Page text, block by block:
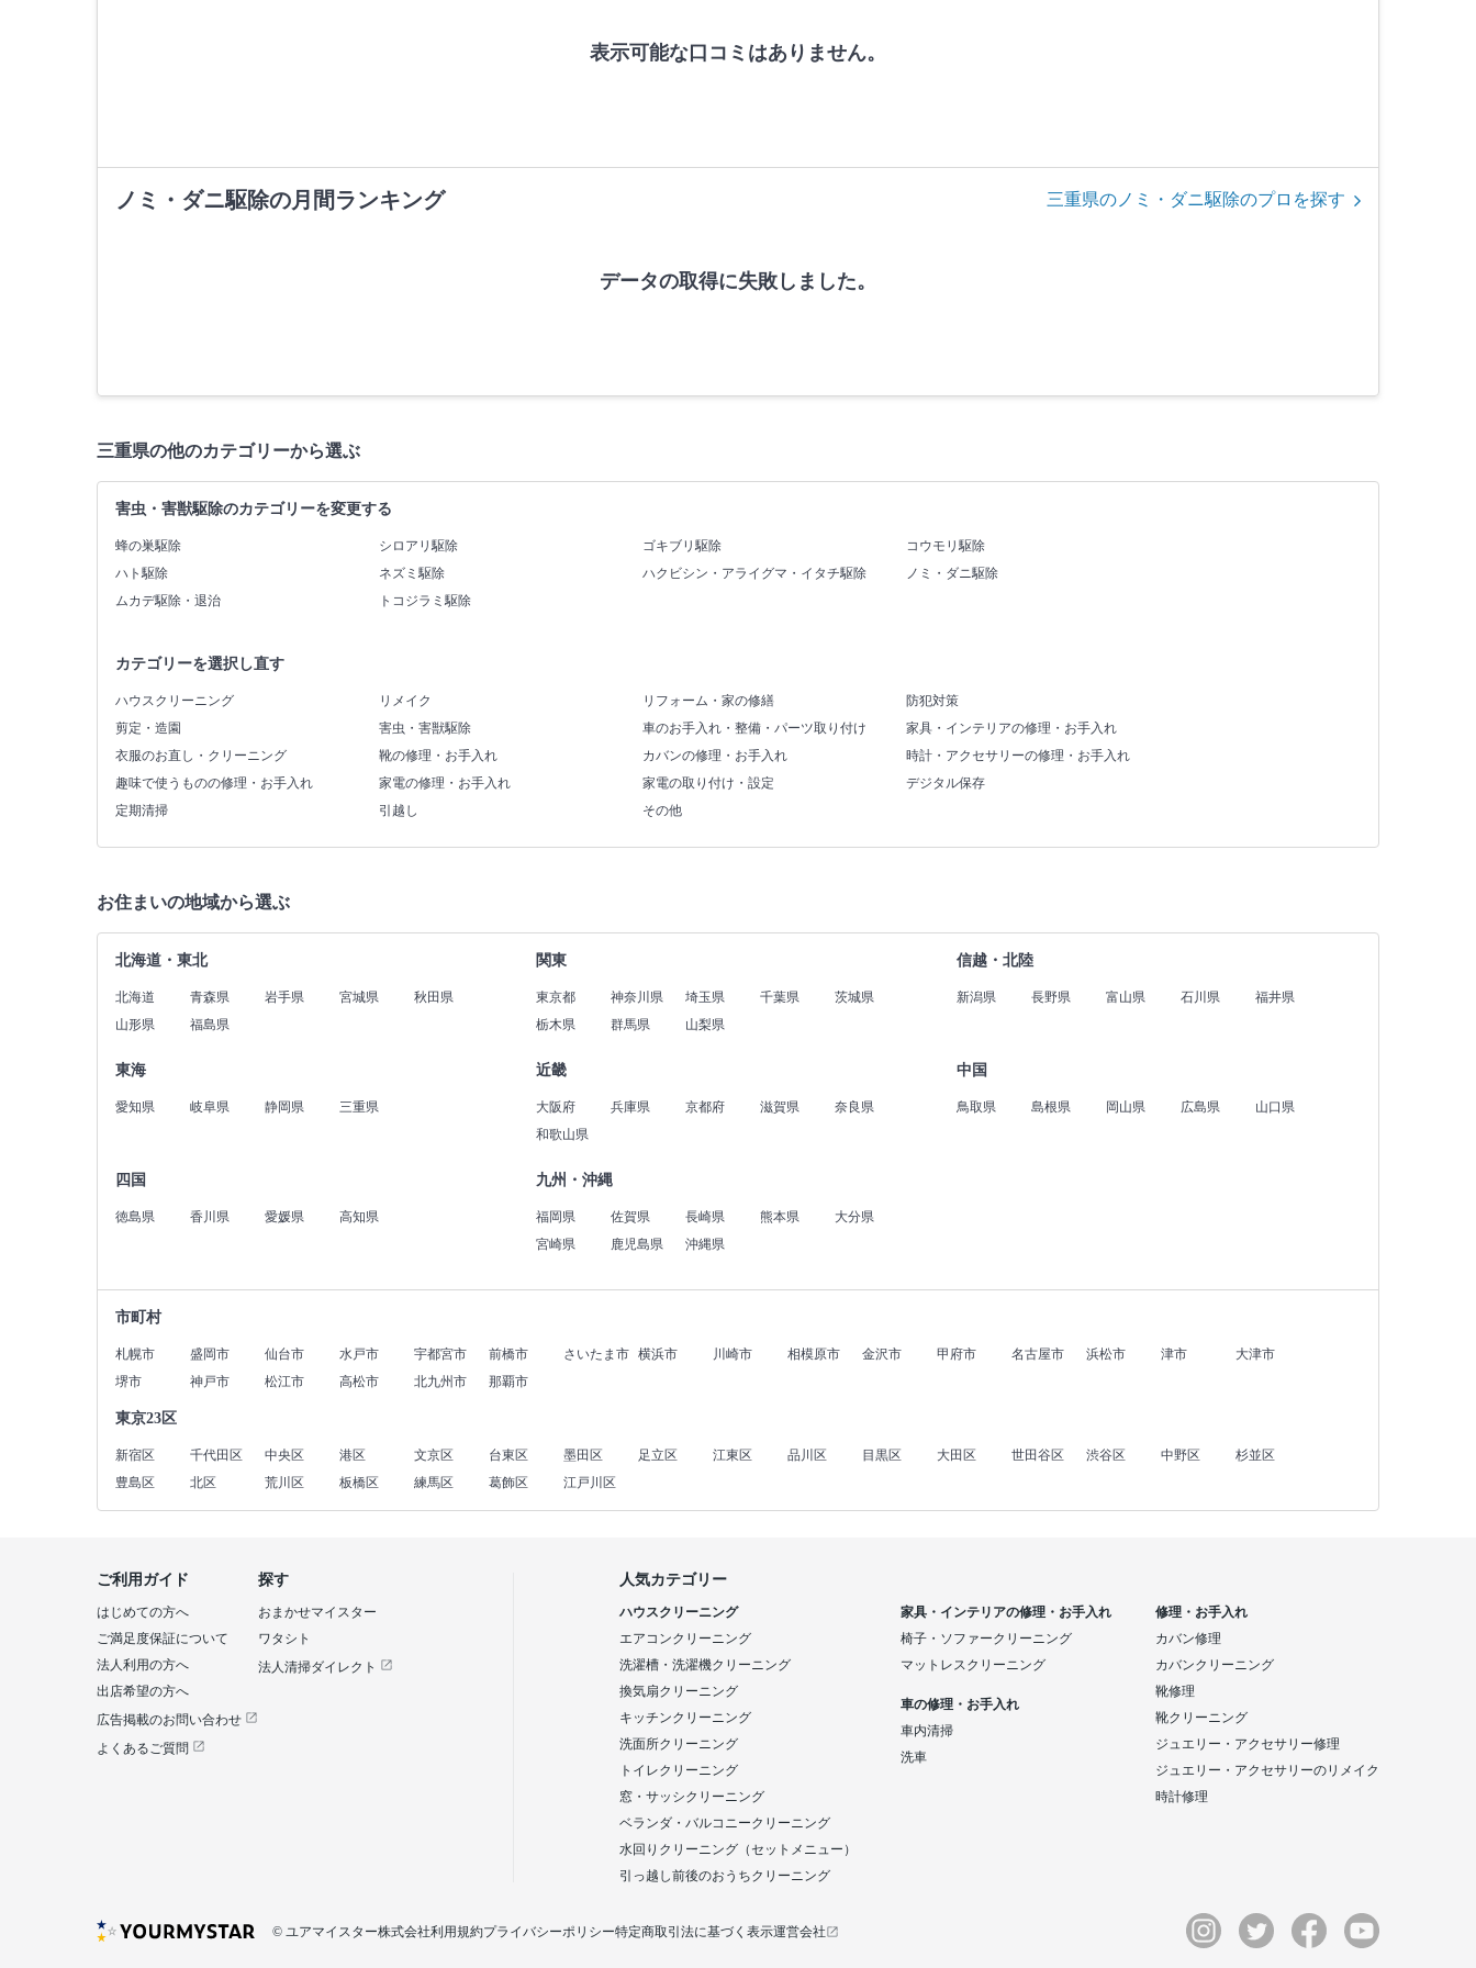
表示可能な口コミはありません。
ノミ・ダニ駆除の月間ランキング 三重県のノミ・ダニ駆除のプロを探す
データの取得に失敗しました。
三重県の他のカテゴリーから選ぶ
害虫・害獣駆除のカテゴリーを変更する
蜂の巣駆除 シロアリ駆除 ゴキブリ駆除
コウモリ駆除
ハト駆除
ネズミ駆除 ハクビシン・アライグマ・イタチ駆除
ノミ・ダニ駆除
ムカデ駆除・退治
トコジラミ駆除
カテゴリーを選択し直す
ハウスクリーニング リメイク リフォーム・家の修繕
防犯対策
剪定・造園
害虫・害獣駆除 車のお手入れ・整備・パーツ取り付け
家具・インテリアの修理・お手入れ
衣服のお直し・クリーニング
靴の修理・お手入れ カバンの修理・お手入れ
時計・アクセサリーの修理・お手入れ
趣味で使うものの修理・お手入れ
家電の修理・お手入れ 家電の取り付け・設定
デジタル保存
定期清掃
引越し その他
お住まいの地域から選ぶ
北海道・東北
北海道 青森県 岩手県 宮城県
秋田県
山形県
福島県
関東
東京都 神奈川県 埼玉県 千葉県
茨城県
栃木県
群馬県 山梨県
信越・北陸
新潟県 長野県 富山県 石川県 福井県
東海
愛知県 岐阜県 静岡県 三重県
近畿
大阪府 兵庫県 京都府 滋賀県
奈良県
和歌山県
中国
鳥取県 島根県 岡山県 広島県 山口県
四国
徳島県 香川県 愛媛県 高知県
九州・沖縄
福岡県 佐賀県 長崎県 熊本県
大分県
宮崎県
鹿児島県 沖縄県
市町村
札幌市 盛岡市 仙台市 水戸市 宇都宮市 前橋市 さいたま市 横浜市 川崎市 相模原市 金沢市 甲府市 名古屋市 浜松市 津市
大津市
堺市
神戸市 松江市 高松市 北九州市 那覇市
東京23区
新宿区 千代田区 中央区 港区 文京区 台東区 墨田区 足立区 江東区 品川区 目黒区 大田区 世田谷区 渋谷区 中野区
杉並区
豊島区
北区 荒川区 板橋区 練馬区 葛飾区 江戸川区
探す
おまかせマイスター
ワタシト
法人清掃ダイレクト
ご利用ガイド
はじめての方へ
ご満足度保証について
法人利用の方へ
出店希望の方へ
広告掲載のお問い合わせ
よくあるご質問
人気カテゴリー
ハウスクリーニング
エアコンクリーニング
洗濯槽・洗濯機クリーニング
換気扇クリーニング
キッチンクリーニング
洗面所クリーニング
トイレクリーニング
窓・サッシクリーニング
ベランダ・バルコニークリーニング
水回りクリーニング（セットメニュー）
引っ越し前後のおうちクリーニング
家具・インテリアの修理・お手入れ
椅子・ソファークリーニング
マットレスクリーニング
車の修理・お手入れ
車内清掃
洗車
修理・お手入れ
カバン修理
カバンクリーニング
靴修理
靴クリーニング
ジュエリー・アクセサリー修理
ジュエリー・アクセサリーのリメイク
時計修理
利用規約プライバシーポリシー特定商取引法に基づく表示運営会社
© ユアマイスター株式会社